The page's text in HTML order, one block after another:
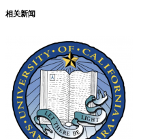
相关新闻